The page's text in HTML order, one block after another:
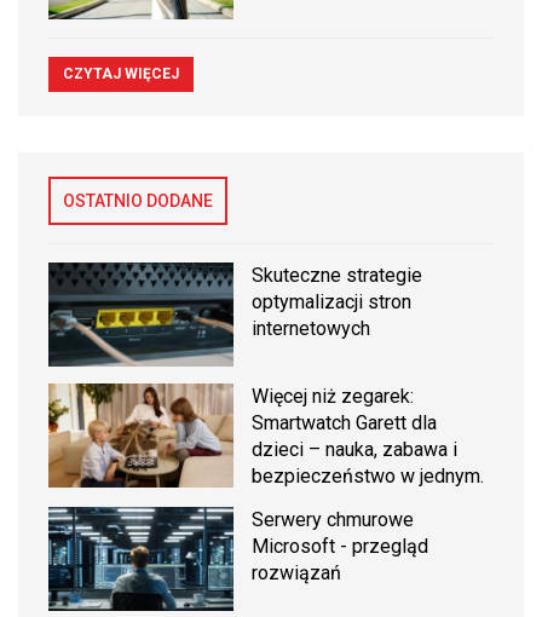
CZYTAJ WIĘCEJ
OSTATNIO DODANE
Skuteczne strategie
optymalizacji stron
internetowych
Więcej niż zegarek:
Smartwatch Garett dla
dzieci – nauka, zabawa i
bezpieczeństwo w jednym.
Serwery chmurowe
Microsoft - przegląd
rozwiązań